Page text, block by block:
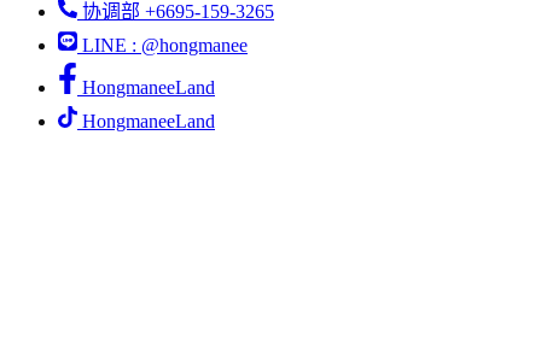
协调部 +6695-159-3265
LINE : @hongmanee
HongmaneeLand
HongmaneeLand